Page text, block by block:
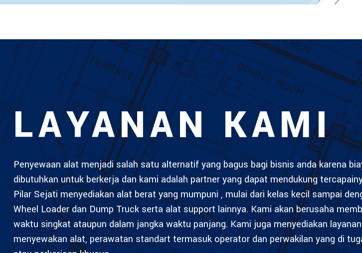
LAYANAN KAMI
Penyewaan alat menjadi salah satu alternatif yang bagus bagi bisnis anda karena
dibutuhkan untuk berkerja dan kami adalah partner yang dapat mendukung
Pilar Sejati menyediakan alat berat yang mumpuni , mulai dari kelas kecil sampai
Wheel Loader dan Dump Truck serta alat support lainnya. Kami akan berusaha
waktu singkat ataupun dalam jangka waktu panjang. Kami juga menyediakan
menyewakan alat, perawatan standart termasuk operator dan perwakilan yang di